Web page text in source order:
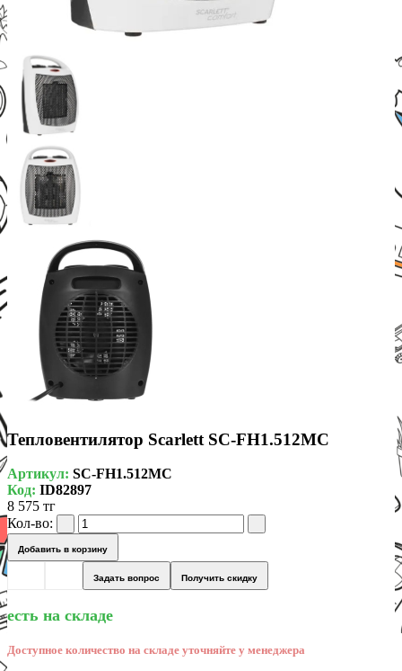
Тепловентилятор Scarlett SC-FH1.512MC
Артикул: SC-FH1.512MC
Код: ID82897
8 575 тг
Кол-во:
Добавить в корзину
Задать вопрос Получить скидку
есть на складе
Доступное количество на складе уточняйте у менеджера